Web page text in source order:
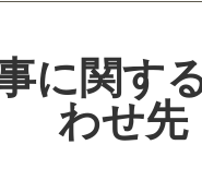
に関す
わせ先